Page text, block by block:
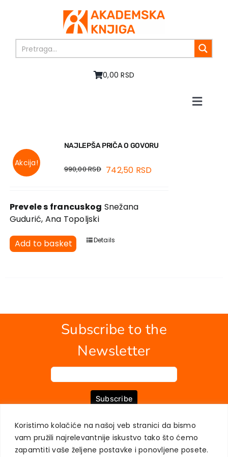
Koristimo kolačiće na našoj veb stranici da bismo
vam pružili najrelevantnije iskustvo tako što ćemo
zapamtiti vaše željene postavke i ponovljene posete.
0,00 RSD
Toggle
Books
In preparation
News
Contact
Akcija!
NAJLEPŠA PRIČA O GOVORU
990,00RSD 742,50 RSD
Prevele s francuskog Snežana
Gudurić, Ana Topoljski
Add to basket Details
Subscribe to the
Newsletter
Subscribe
ABOUT US BOOKS MY ACCOUNT CONTACT
TERMS OF PURCHASE
USER PRIVACY PROTECTION